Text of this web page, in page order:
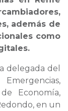
además de
como
delegada del
Economía,
en un